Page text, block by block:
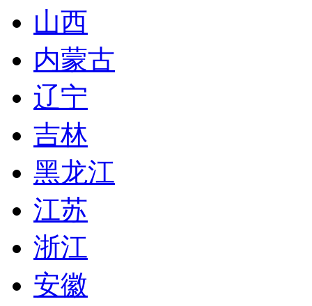
山西
内蒙古
辽宁
吉林
黑龙江
江苏
浙江
安徽